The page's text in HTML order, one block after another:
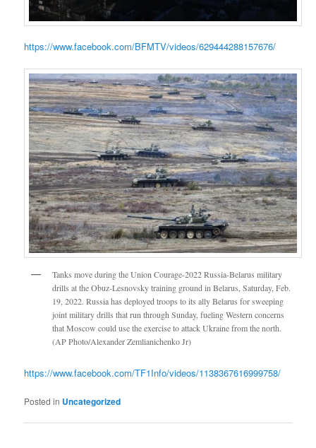
https://www.facebook.com/BFMTV/videos/629444288157676/
Tanks move during the Union Courage-2022 Russia-Belarus military
drills at the Obuz-Lesnovsky training ground in Belarus, Saturday, Feb.
19, 2022. Russia has deployed troops to its ally Belarus for sweeping
joint military drills that run through Sunday, fueling Western concerns
that Moscow could use the exercise to attack Ukraine from the north.
(AP Photo/Alexander Zemlianichenko Jr)
https://www.facebook.com/TF1Info/videos/1138367616999758/
Posted in Uncategorized